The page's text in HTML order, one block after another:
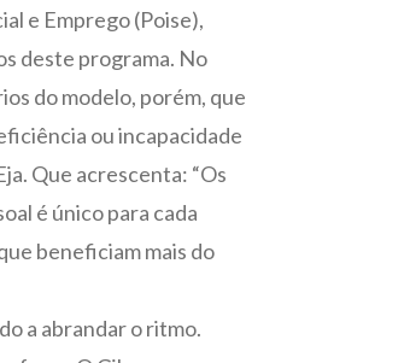
e Emprego (Poise),
deste programa. No
do modelo, porém, que
ou incapacidade
Que acrescenta: “Os
é único para cada
beneficiam mais do
a abrandar o ritmo.